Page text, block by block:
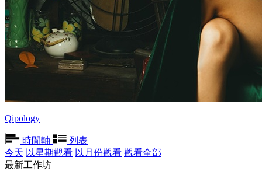
Qipology
時間軸
列表
今天 以星期觀看 以月份觀看 觀看全部
最新工作坊